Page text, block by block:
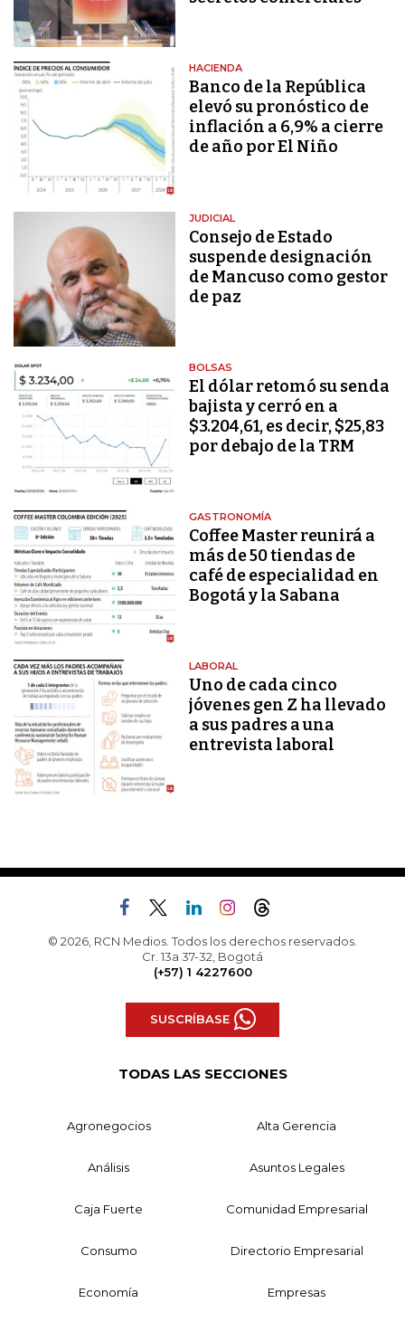
HACIENDA
Banco de la República
elevó su pronóstico de
inflación a 6,9% a cierre
de año por El Niño
JUDICIAL
Consejo de Estado
suspende designación
de Mancuso como gestor
de paz
BOLSAS
El dólar retomó su senda
bajista y cerró en a
$3.204,61, es decir, $25,83
por debajo de la TRM
GASTRONOMÍA
Coffee Master reunirá a
más de 50 tiendas de
café de especialidad en
Bogotá y la Sabana
LABORAL
Uno de cada cinco
jóvenes gen Z ha llevado
a sus padres a una
entrevista laboral
© 2026, RCN Medios. Todos los derechos reservados.
Cr. 13a 37-32, Bogotá
(+57) 1 4227600
SUSCRÍBASE
TODAS LAS SECCIONES
Agronegocios Alta Gerencia
Análisis Asuntos Legales
Caja Fuerte Comunidad Empresarial
Consumo Directorio Empresarial
Economía Empresas